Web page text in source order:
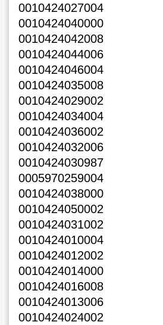
0010424027004
0010424040000
0010424042008
0010424044006
0010424046004
0010424035008
0010424029002
0010424034004
0010424036002
0010424032006
0010424030987
0005970259004
0010424038000
0010424050002
0010424031002
0010424010004
0010424012002
0010424014000
0010424016008
0010424013006
0010424024002